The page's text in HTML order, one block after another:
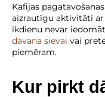
Kafijas
aizrautīgu aktivitāti ar
ikdienu nevar
dāvana sievai vai
piemēram.
Kur pirkt